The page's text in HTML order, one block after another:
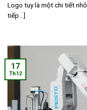
Logo tuy là một chi tiết
tiếp...]
17
Th12